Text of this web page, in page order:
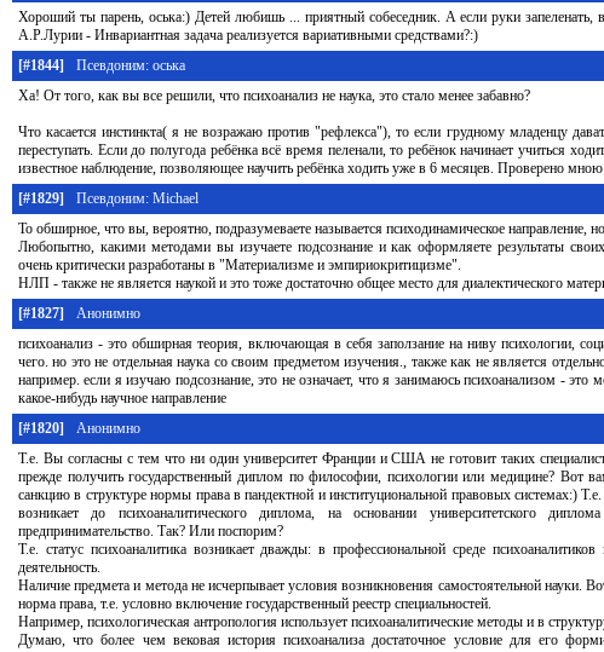
Хороший ты парень, оська:) Детей любишь ... приятный собеседник. А если руки запеленать,
А.Р.Лурии - Инвариантная задача реализуется вариативными средствами?:)
[#1844]
Псевдоним: оська
Ха! От того, как вы все решили, что психоанализ не наука, это стало менее забавно?
Что касается инстинкта( я не возражаю против "рефлекса"), то если грудному младенцу
переступать. Если до полугода ребёнка всё время пеленали, то ребёнок начинает учиться
известное наблюдение, позволяющее научить ребёнка ходить уже в 6 месяцев. Проверено
[#1829]
Псевдоним: Michael
То обширное, что вы, вероятно, подразумеваете называется психодинамическое направление,
Любопытно, какими методами вы изучаете подсознание и как оформляете результаты
очень критически разработаны в "Материализме и эмпириокритицизме".
НЛП - также не является наукой и это тоже достаточно общее место для диалектического
[#1827]
Анонимно
психоанализ - это обширная теория, включающая в себя заползание на ниву психологии,
чего. но это не отдельная наука со своим предметом изучения., также как не является
например. если я изучаю подсознание, это не означает, что я занимаюсь психоанализом -
какое-нибудь научное направление
[#1820]
Анонимно
Т.е. Вы согласны с тем что ни один университет Франции и США не готовит таких
прежде получить государственный диплом по философии, психологии или медицине? Вот
санкцию в структуре нормы права в пандектной и институциональной правовых системах:)
возникает до психоаналитического диплома, на основании университетского
предпринимательство. Так? Или поспорим?
Т.е. статус психоаналитика возникает дважды: в профессиональной среде
деятельность.
Наличие предмета и метода не исчерпывает условия возникновения самостоятельной науки.
норма права, т.е. условно включение государственный реестр специальностей.
Например, психологическая антропология использует психоаналитические методы и в
Думаю, что более чем вековая история психоанализа достаточное условие для его